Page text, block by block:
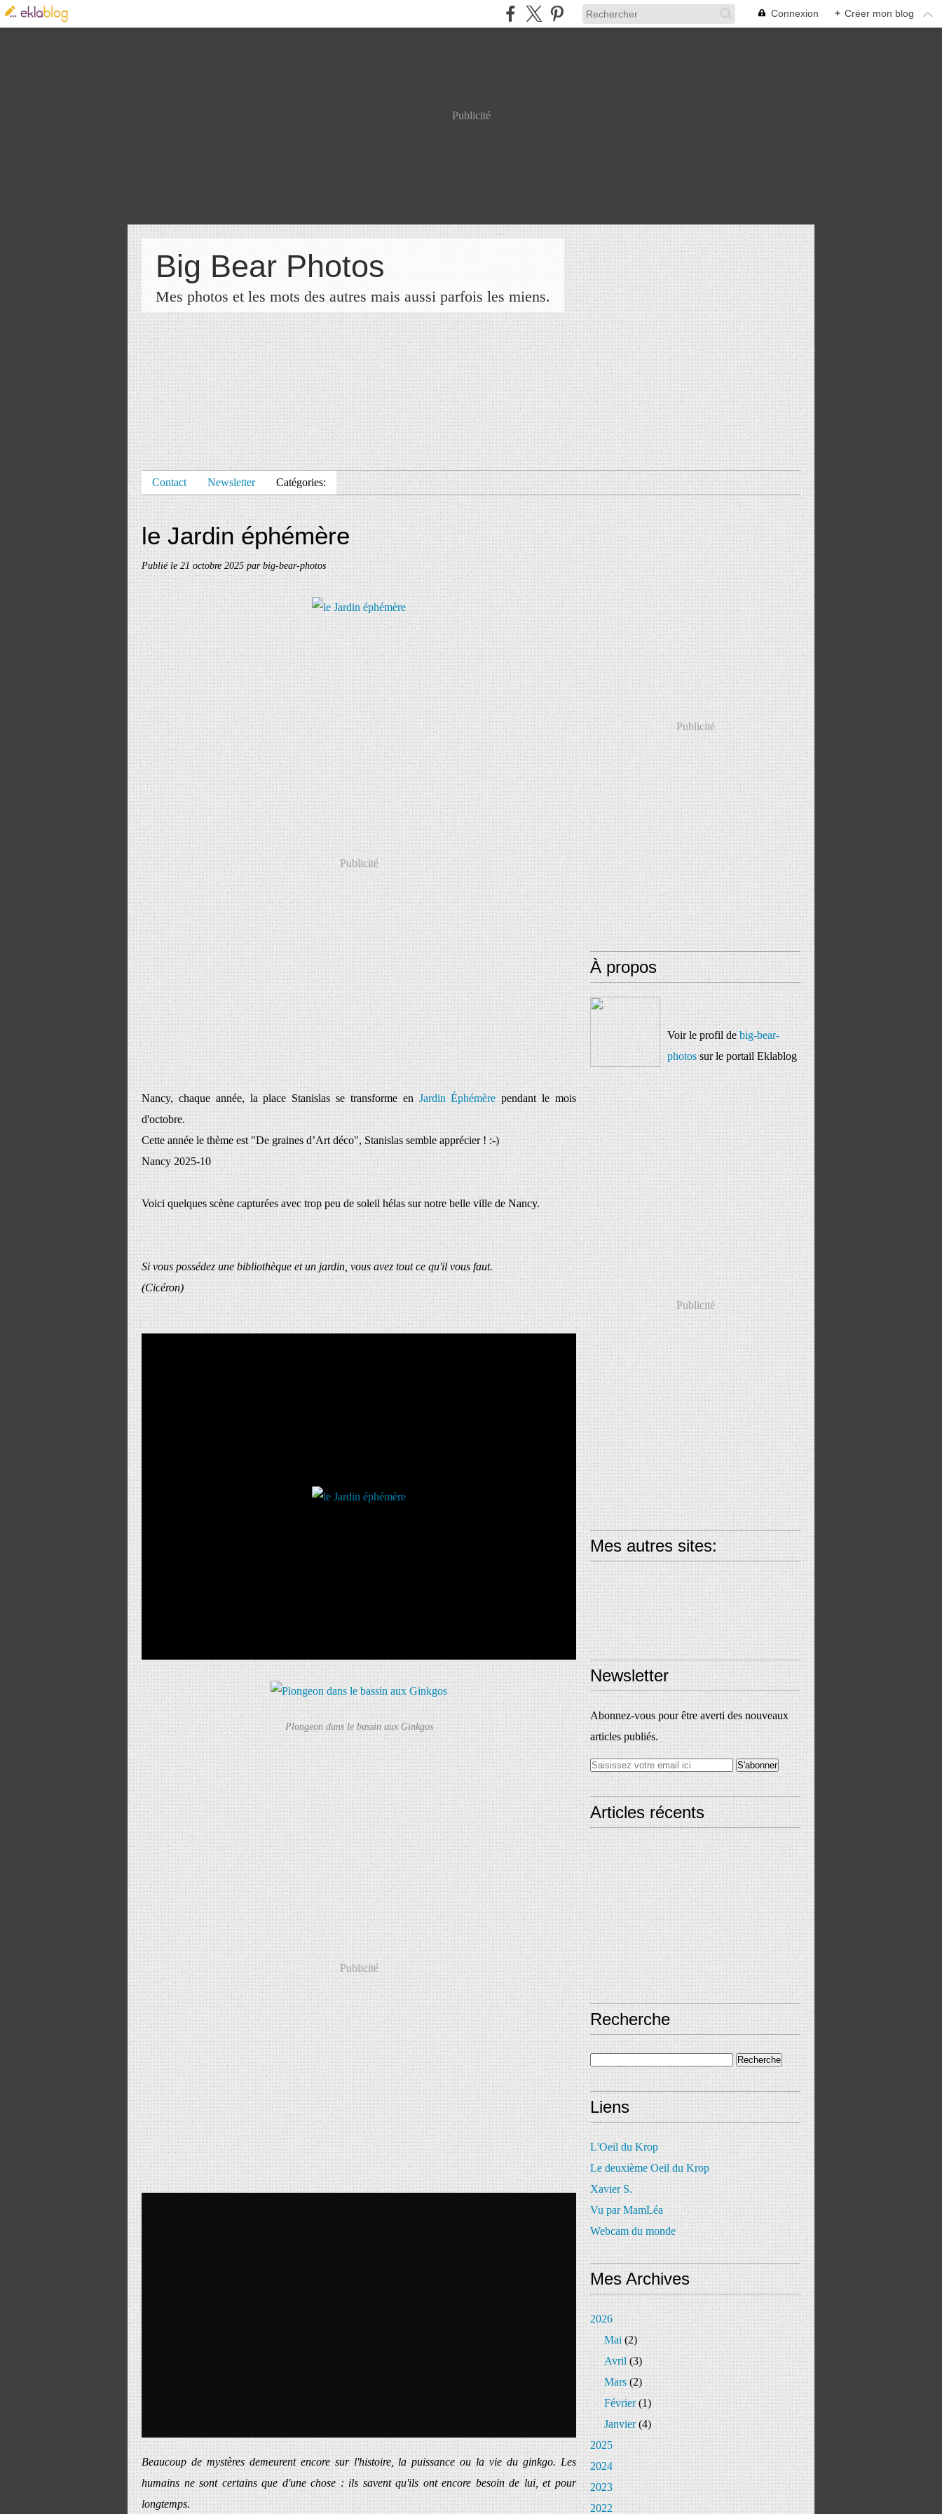
Connexion + Créer mon blog
Publicité
Big Bear Photos
Mes photos et les mots des autres mais aussi parfois les miens.
Contact Newsletter Catégories:
le Jardin éphémère
Publié le21 octobre 2025par big-bear-photos
Publicité
Nancy, chaque année, la place Stanislas se transforme enJardin Éphémèrependant le mois
d'octobre.
Cette année le thème est "De graines d’Art déco", Stanislas semble apprécier ! :-)
Nancy 2025-10
Voici quelques scène capturées avec trop peu de soleil hélas sur notre belle ville de Nancy.
Si vous possédez une bibliothèque et un jardin, vous avez tout ce qu'il vous faut.
(Cicéron)
Plongeon dans le bassin aux Ginkgos
Publicité
Beaucoup de mystères demeurent encore sur l'histoire, la puissance ou la vie du ginkgo. Les
humains ne sont certains que d'une chose : ils savent qu'ils ont encore besoin de lui, et pour
longtemps.
Publicité
À propos
Voir le profil debig-bear-
photossur le portail Eklablog
Publicité
Mes autres sites:
Newsletter
Abonnez-vous pour être averti des nouveaux
articles publiés.
Articles récents
Recherche
Liens
L'Oeil du Krop
Le deuxième Oeil du Krop
Xavier S.
Vu par MamLéa
Webcam du monde
Mes Archives
2026
Mai(2)
Avril(3)
Mars(2)
Février(1)
Janvier(4)
2025
2024
2023
2022